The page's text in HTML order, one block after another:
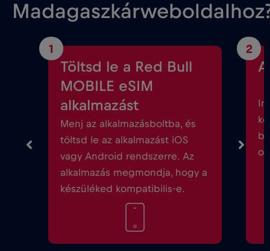
1
Töltsd le a Red Bull
MOBILE eSIM
alkalmazást
Menj az alkalmazásboltba, és
töltsd le az alkalmazást iOS
vagy Android rendszerre. Az
alkalmazás megmondja, hogy a
készüléked kompatibilis-e.
2